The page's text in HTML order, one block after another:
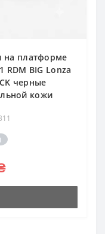
на платформе
RDM BIG Lonza
черные
кожи